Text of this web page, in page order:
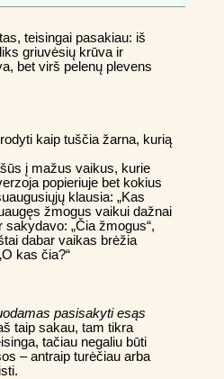
teisingai pasakiau: iš
griuvėsių krūva ir
bet virš pelenų plevens
kaip tuščia žarna, kurią
į mažus vaikus, kurie
popieriuje bet kokius
klausia: „Kas
žmogus vaikui dažnai
sakydavo: „Čia žmogus“,
dabar vaikas brėžia
kas čia?“
pasisakyti esąs
taip sakau, tam tikra
tačiau negaliu būti
– antraip turėčiau arba